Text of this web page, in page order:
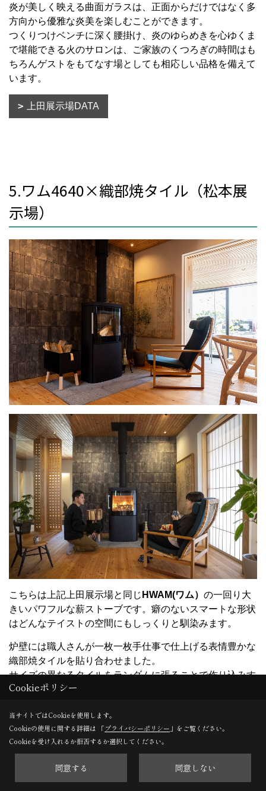
炎が美しく映える曲面ガラスは、正面からだけではなく多
方向から優雅な炎美を楽しむことができます。
つくりつけベンチに深く腰掛け、炎のゆらめきを心ゆくま
で堪能できる火のサロンは、ご家族のくつろぎの時間はも
ちろんゲストをもてなす場としても相応しい品格を備えて
います。
上田展示場DATA
5.ワム4640×織部焼タイル（松本展
示場）
こちらは上記上田展示場と同じ HWAM(ワム） の一回り大
きいパワフルな薪ストーブです。癖のないスマートな形状
はどんなテイストの空間にもしっくりと馴染みます。
炉壁には職人さんが一枚一枚手仕事で仕上げる表情豊かな
織部焼タイルを貼り合わせました。
サイズの異なるタイルをランダムに張ることで作り込みす
ぎないラフな印象を残します。天井まで一面に貼ったブラ
め、粗削りな質感がどこか逞しさを感じさせます。
炉台は主張しすぎないダークグレーの天然石で、空間を調
和させる役割を。家具や小物にもダークカラーを取り入
れ、マニッシュなインテリアに仕上げました。
Cookieポリシー
当サイトではCookieを使用します。
Cookieの使用に関する詳細は 「プライバシーポリシー 」をご覧ください。
Cookieを受け入れるか拒否するか選択してください。
同意する 同意しない